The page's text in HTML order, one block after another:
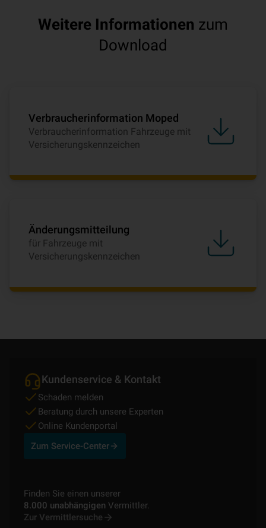
Weitere Informationen zum
Download
Verbraucherinformation Moped
Verbraucherinformation Fahrzeuge mit
Versicherungskennzeichen
Änderungsmitteilung
für Fahrzeuge mit
Versicherungskennzeichen
Kundenservice & Kontakt
Schaden melden
Beratung durch unsere Experten
Online Kundenportal
Zum Service-Center
Finden Sie einen unserer
8.000 unabhängigen Vermittler.
Zur Vermittlersuche